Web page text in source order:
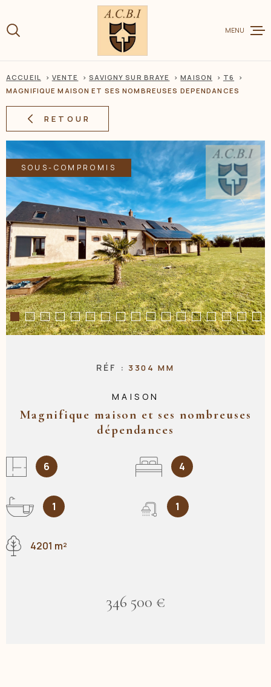
lamenu
contenu
VENTE
CHARME
ESTIMER
BIEN
BIENS
NOS
MENU
ACCUEIL VENTE SAVIGNY SUR BRAYE MAISON
T6
MAGNIFIQUE MAISON ET SES NOMBREUSES DEPENDANCES
RETOUR
SOUS-COMPROMIS
RÉF : 3304 MM
MAISON
Magnifique maison et ses nombreuses
dépendances
6 4
1 1
4201 m²
346 500 €